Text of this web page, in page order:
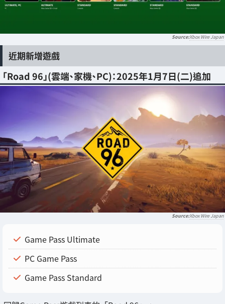
Xbox Wire Japan
近期新增遊戲
「Road 96」(雲端、家機、PC)：2025年1月7日(二)追加
Xbox Wire Japan
Game Pass Ultimate
PC Game Pass
Game Pass Standard